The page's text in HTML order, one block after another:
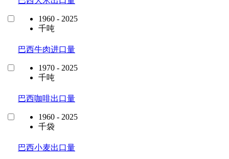
1960 - 2025
千吨
巴西牛肉进口量
1970 - 2025
千吨
巴西咖啡出口量
1960 - 2025
千袋
巴西小麦出口量